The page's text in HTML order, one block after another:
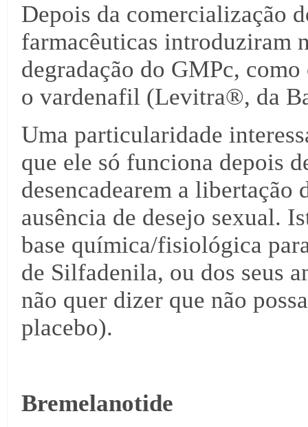
Depois da comercialização
farmacêuticas introduziram
degradação do GMPc,
o vardenafil (Levitra®, da
Uma particularidade
que ele só funciona depois
desencadearem a
ausência de desejo sexual.
base química/fisiológica
de Silfadenila, ou dos seus
não quer dizer que não
placebo).
Bremelanotide